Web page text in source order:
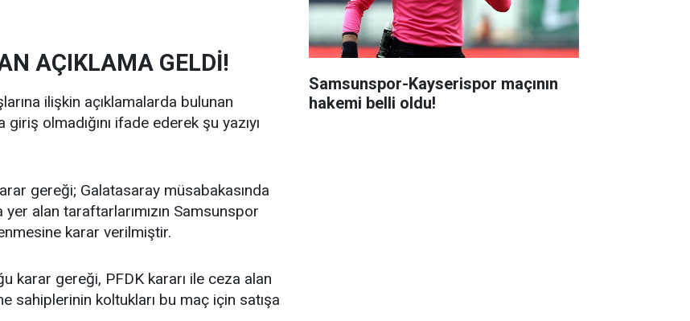
AÇIKLAMA GELDİ!
ilişkin açıklamalarda bulunan
olmadığını ifade ederek şu yazıyı
gereği; Galatasaray müsabakasında
alan taraftarlarımızın Samsunspor
karar verilmiştir.
karar gereği, PFDK kararı ile ceza alan
sahiplerinin koltukları bu maç için satışa
Samsunspor-Kayserispor maçının
hakemi belli oldu!